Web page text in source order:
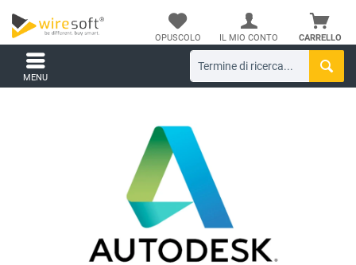
CARRELLO
OPUSCOLO IL MIO CONTO
MENU